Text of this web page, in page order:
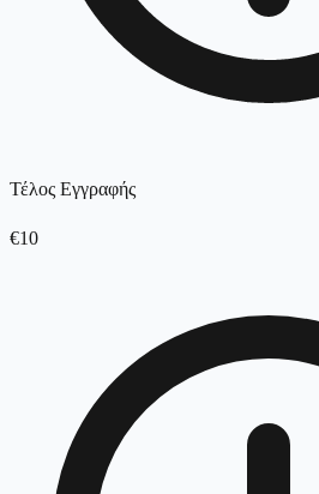
Τέλος Εγγραφής
€10